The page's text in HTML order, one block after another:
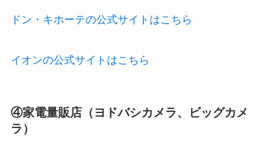
ドン・キホーテの公式サイトはこちら
イオンの公式サイトはこちら
④家電量販店（ヨドバシカメラ、ビッグカメ
ラ）